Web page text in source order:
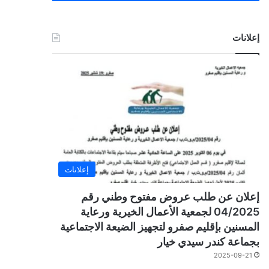
إعلانات
إعلانات
إعلان عن طلب عروض مفتوح وطني رقم
04/2025 لجمعية الأعمال الخيرية ورعاية
المسنين بإقليم صفرو لتجهيز الضيعة الاجتماعية
بجماعة كندر سيدي خيار
2025-09-21